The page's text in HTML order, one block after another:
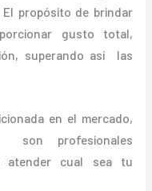
propósito de brindar
gusto total,
superando así las
en el mercado,
son profesionales
atender cual sea tu